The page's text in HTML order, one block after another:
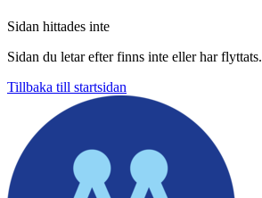
Sidan hittades inte
Sidan du letar efter finns inte eller har flyttats.
Tillbaka till startsidan